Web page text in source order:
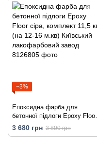
−3%
Епоксидна фарба для
бетонної підлоги Epoxy Floor
сіра, комплект 11,5 кг (на 12-
16 м.кв) Київський
3 680 грн 3 800 грн